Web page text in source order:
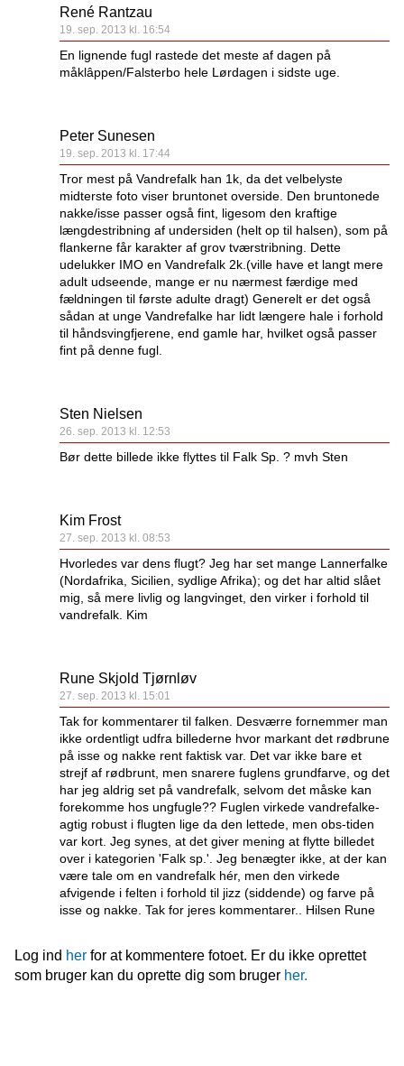
René Rantzau
19. sep. 2013 kl. 16:54
En lignende fugl rastede det meste af dagen på
måklâppen/Falsterbo hele Lørdagen i sidste uge.
Peter Sunesen
19. sep. 2013 kl. 17:44
Tror mest på Vandrefalk han 1k, da det velbelyste
midterste foto viser bruntonet overside. Den bruntonede
nakke/isse passer også fint, ligesom den kraftige
længdestribning af undersiden (helt op til halsen), som på
flankerne får karakter af grov tværstribning. Dette
udelukker IMO en Vandrefalk 2k.(ville have et langt mere
adult udseende, mange er nu nærmest færdige med
fældningen til første adulte dragt) Generelt er det også
sådan at unge Vandrefalke har lidt længere hale i forhold
til håndsvingfjerene, end gamle har, hvilket også passer
fint på denne fugl.
Sten Nielsen
26. sep. 2013 kl. 12:53
Bør dette billede ikke flyttes til Falk Sp. ? mvh Sten
Kim Frost
27. sep. 2013 kl. 08:53
Hvorledes var dens flugt? Jeg har set mange Lannerfalke
(Nordafrika, Sicilien, sydlige Afrika); og det har altid slået
mig, så mere livlig og langvinget, den virker i forhold til
vandrefalk. Kim
Rune Skjold Tjørnløv
27. sep. 2013 kl. 15:01
Tak for kommentarer til falken. Desværre fornemmer man
ikke ordentligt udfra billederne hvor markant det rødbrune
på isse og nakke rent faktisk var. Det var ikke bare et
strejf af rødbrunt, men snarere fuglens grundfarve, og det
har jeg aldrig set på vandrefalk, selvom det måske kan
forekomme hos ungfugle?? Fuglen virkede vandrefalke-
agtig robust i flugten lige da den lettede, men obs-tiden
var kort. Jeg synes, at det giver mening at flytte billedet
over i kategorien 'Falk sp.'. Jeg benægter ikke, at der kan
være tale om en vandrefalk hér, men den virkede
afvigende i felten i forhold til jizz (siddende) og farve på
isse og nakke. Tak for jeres kommentarer.. Hilsen Rune
Log ind herfor at kommentere fotoet. Er du ikke oprettet
som bruger kan du oprette dig som bruger her.